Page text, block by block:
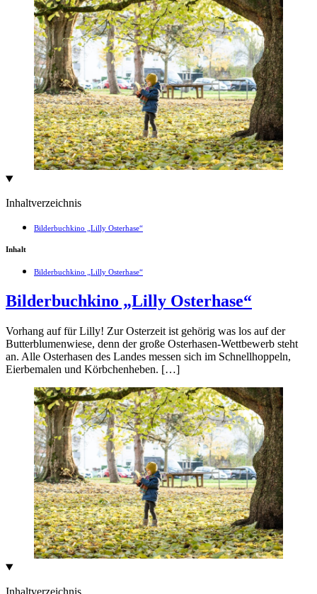
Inhaltverzeichnis
Bilderbuchkino „Lilly Osterhase“
Inhalt
Bilderbuchkino „Lilly Osterhase“
Bilderbuchkino „Lilly Osterhase“
Vorhang auf für Lilly! Zur Osterzeit ist gehörig was los auf der
Butterblumenwiese, denn der große Osterhasen-Wettbewerb steht
an. Alle Osterhasen des Landes messen sich im Schnellhoppeln,
Eierbemalen und Körbchenheben. […]
Inhaltverzeichnis